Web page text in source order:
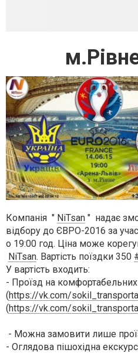
Компанія " NiTsan " надає
відбору до ЄВРО-2016 за
о 19:00 год. Ціна може
NiTsan. Вартість поїздки 350
У вартість входить:
- Проїзд на комфортабельних
(https://vk.com/
(https://vk.com/
- Можна замовити лише
- Оглядова пішохідна